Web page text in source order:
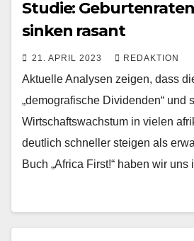
Studie:
sinken rasant
21. APRIL 2023 REDAKTION
Aktuelle Analysen zeigen, dass
„demografische Dividenden“ und
Wirtschaftswachstum in vielen
deutlich schneller steigen als
Buch „Africa First!“ haben wir